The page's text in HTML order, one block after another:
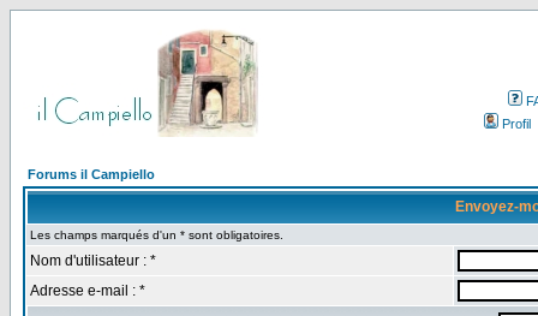
Profil
Forums il Campiello
Envoyez-
Les champs marqués d'un * sont obligatoires.
Nom d'utilisateur : *
Adresse e-mail : *